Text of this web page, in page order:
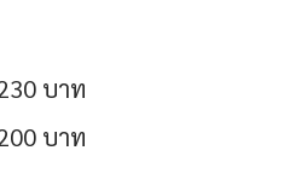
บาท
บาท